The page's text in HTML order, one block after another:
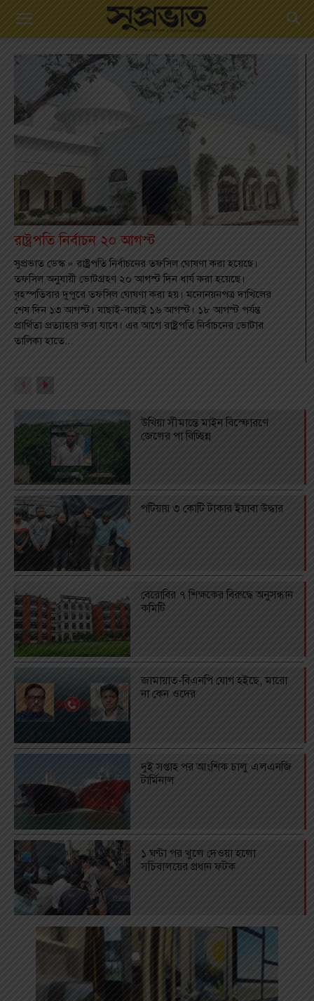
রাষ্ট্রপতি নির্বাচন ২০ আগস্ট
সুপ্রভাত ডেস্ক » রাষ্ট্রপতি নির্বাচনের তফসিল ঘোষণা করা হয়েছে।
তফসিল অনুযায়ী ভোটগ্রহণ ২০ আগস্ট দিন ধার্য করা হয়েছে।
বৃহস্পতিবার দুপুরে তফসিল ঘোষণা করা হয়। মনোনয়নপত্র দাখিলের
শেষ দিন ১৩ আগস্ট। যাছাই-বাছাই ১৬ আগস্ট। ১৮ আগস্ট পর্যন্ত
প্রার্থিতা প্রত্যাহার করা যাবে। এর আগে রাষ্ট্রপতি নির্বাচনের ভোটার
তালিকা হাতে...
উখিয়া সীমান্তে মাইন বিস্ফোরণে
জেলের পা বিচ্ছিন্ন
পটিয়ায় ৩ কোটি টাকার ইয়াবা উদ্ধার
বেরোবির ৭ শিক্ষকের বিরুদ্ধে অনুসন্ধান
কমিটি
জামায়াত-বিএনপি যোগ হইছে, মারো
না কেন ওদের
দুই সপ্তাহ পর আংশিক চালু এলএনজি
টার্মিনাল
১ ঘণ্টা পর খুলে দেওয়া হলো
সচিবালয়ের প্রধান ফটক